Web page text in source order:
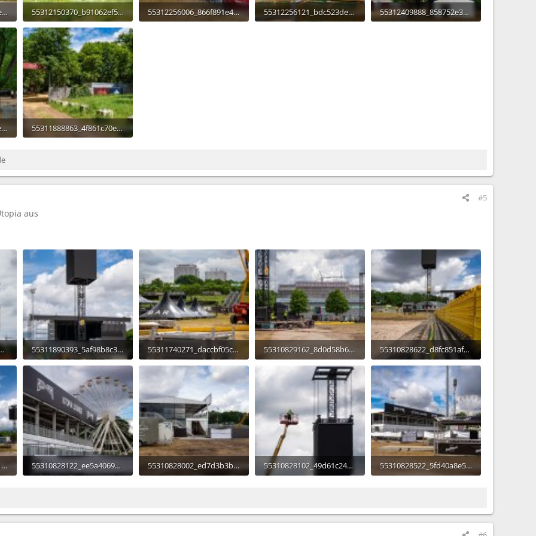
55311967914_58cfbd5ae0_o.jpg
55312150370_b91062ef50_o.jpg
896,9 KB · Aufrufe: 235
55312256006_866f891e42_o.jpg
55312256121_bdc523de5c_o.jpg
55312409888_858752e342_o.jpg
55312410033_181fcbdce9_o.jpg
55311888863_4f861c70ea_o.jpg
#5
aus
55311890393_5af98b8c39_o.jpg
419,7 KB · Aufrufe: 206
55311740271_daccbf05ca_o.jpg
452,5 KB · Aufrufe: 193
55310829162_8d0d58b6cf_o.jpg
596,3 KB · Aufrufe: 206
55310828622_d8fc851afe_o.jpg
325,6 KB · Aufrufe: 208
55310828507_9af2cd511c_o.jpg
55310828122_ee5a4069aa_o.jpg
55310828002_ed7d3b3b98_o.jpg
55310828102_49d61c248e_o.jpg
55310828522_5fd40a8e58_o.jpg